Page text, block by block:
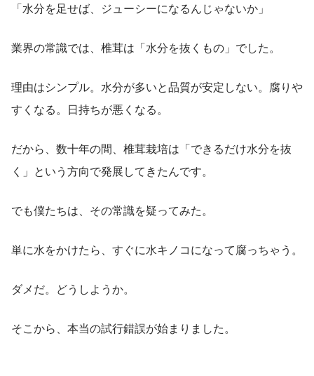
「水分を足せば、ジューシーになるんじゃないか」
業界の常識では、椎茸は「水分を抜くもの」でした。
理由はシンプル。水分が多いと品質が安定しない。腐りや
すくなる。日持ちが悪くなる。
だから、数十年の間、椎茸栽培は「できるだけ水分を抜
く」という方向で発展してきたんです。
でも僕たちは、その常識を疑ってみた。
単に水をかけたら、すぐに水キノコになって腐っちゃう。
ダメだ。どうしようか。
そこから、本当の試行錯誤が始まりました。